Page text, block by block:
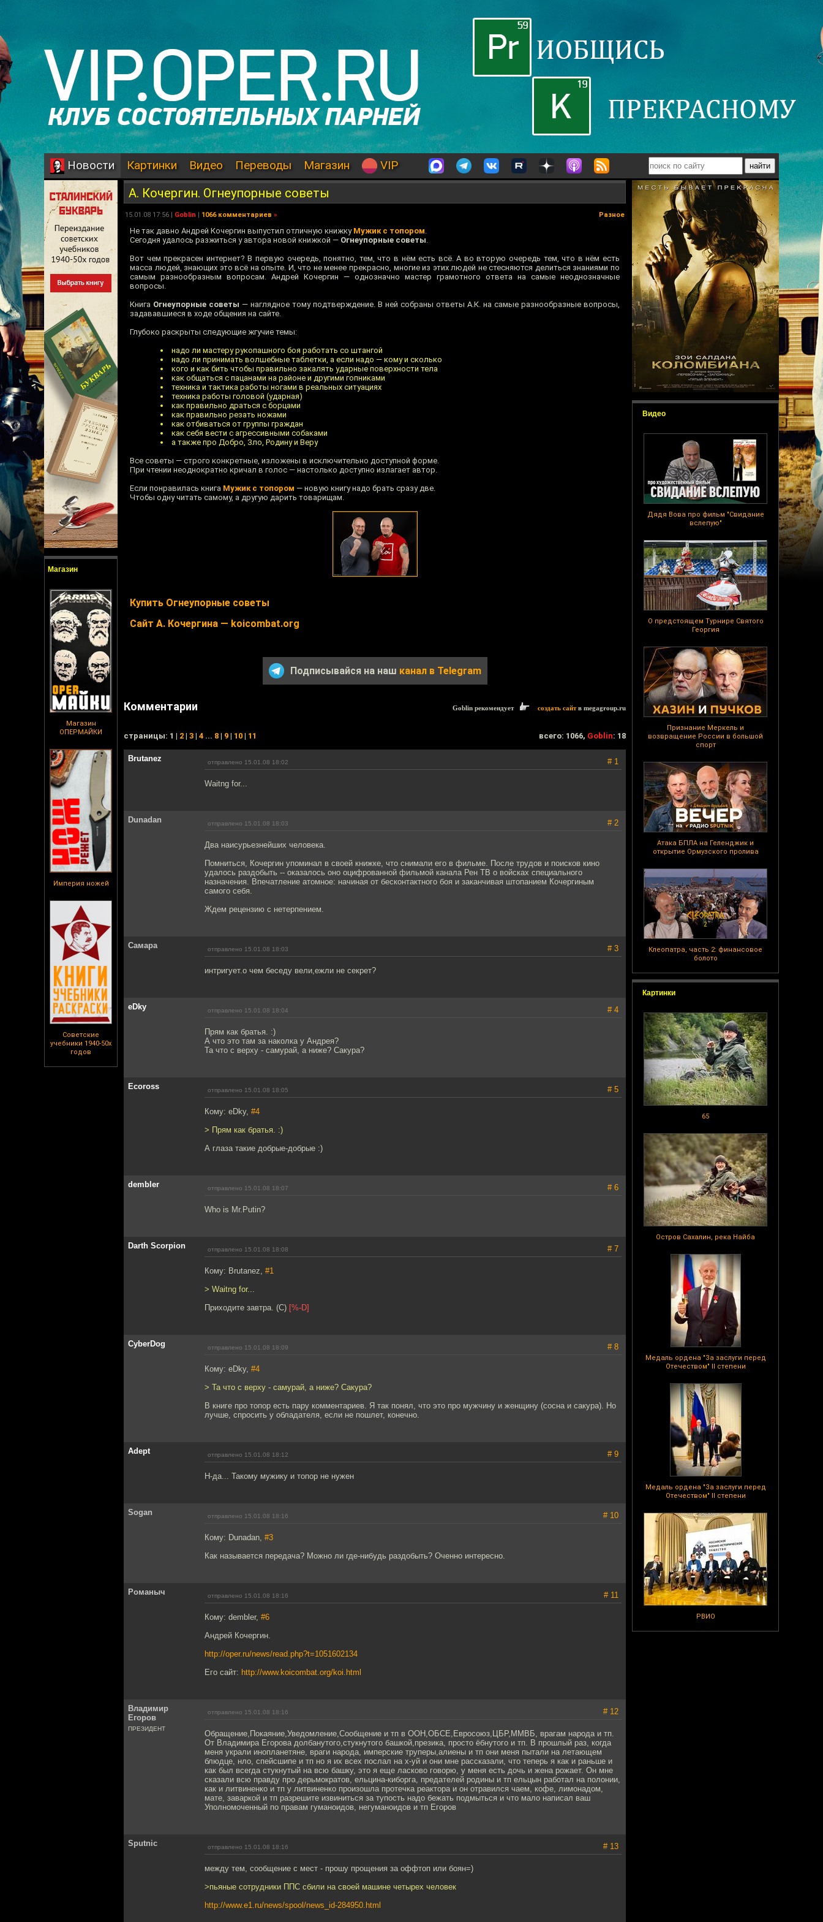
Новости Картинки Видео Переводы Магазин VIP
Магазин
Магазин
ОПЕРМАЙКИ
Империя ножей
Советские
учебники 1940-50х
годов
Видео
Дядя Вова про фильм "Свидание
вслепую"
О предстоящем Турнире Святого
Георгия
Признание Меркель и
возвращение России в большой
спорт
Атака БПЛА на Геленджик и
открытие Ормузского пролива
Клеопатра, часть 2: финансовое
болото
Картинки
65
Остров Сахалин, река Найба
Медаль ордена "За заслуги перед
Отечеством" II степени
Медаль ордена "За заслуги перед
Отечеством" II степени
РВИО
А. Кочергин. Огнеупорные советы
15.01.08 17:56 | Goblin | 1066 комментариев » Разное
Не так давно Андрей Кочергин выпустил отличную книжку Мужик с топором.
Сегодня удалось разжиться у автора новой книжкой — Огнеупорные советы.
Вот чем прекрасен интернет? В первую очередь, понятно, тем, что в нём есть всё. А во вторую очередь тем, что в нём есть
масса людей, знающих это всё на опыте. И, что не менее прекрасно, многие из этих людей не стесняются делиться знаниями по
самым разнообразным вопросам. Андрей Кочергин — однозначно мастер грамотного ответа на самые неоднозначные
вопросы.
Книга Огнеупорные советы — наглядное тому подтверждение. В ней собраны ответы А.К. на самые разнообразные вопросы,
задававшиеся в ходе общения на сайте.
Глубоко раскрыты следующие жгучие темы:
надо ли мастеру рукопашного боя работать со штангой
надо ли принимать волшебные таблетки, а если надо — кому и сколько
кого и как бить чтобы правильно закалять ударные поверхности тела
как общаться с пацанами на районе и другими гопниками
техника и тактика работы ногами в реальных ситуациях
техника работы головой (ударная)
как правильно драться с борцами
как правильно резать ножами
как отбиваться от группы граждан
как себя вести с агрессивными собаками
а также про Добро, Зло, Родину и Веру
Все советы — строго конкретные, изложены в исключительно доступной форме.
При чтении неоднократно кричал в голос — настолько доступно излагает автор.
Если понравилась книга Мужик с топором — новую книгу надо брать сразу две.
Чтобы одну читать самому, а другую дарить товарищам.
Купить Огнеупорные советы
Сайт А. Кочергина — koicombat.org
Подписывайся на наш канал в Telegram
Комментарии Goblin рекомендует создать сайтв megagroup.ru
cтраницы: 1 | 2 | 3 | 4 ... 8 | 9 | 10 | 11 всего: 1066, Goblin: 18
Brutanez отправлено 15.01.08 18:02 # 1
Waitng for...
Dunadan отправлено 15.01.08 18:03 # 2
Два наисурьезнейших человека.
Помниться, Кочергин упоминал в своей книжке, что снимали его в фильме. После трудов и поисков кино
удалось раздобыть -- оказалось оно оцифрованной фильмой канала Рен ТВ о войсках специального
назначения. Впечатление атомное: начиная от бесконтактного боя и заканчивая штопанием Кочергиным
самого себя.
Ждем рецензию с нетерпением.
Самара отправлено 15.01.08 18:03 # 3
интригует.о чем беседу вели,ежли не секрет?
eDky отправлено 15.01.08 18:04 # 4
Прям как братья. :)
А что это там за наколка у Андрея?
Та что с верху - самурай, а ниже? Сакура?
Ecoross отправлено 15.01.08 18:05 # 5
Кому: eDky, #4
> Прям как братья. :)
А глаза такие добрые-добрые :)
dembler отправлено 15.01.08 18:07 # 6
Who is Mr.Putin?
Darth Scorpion отправлено 15.01.08 18:08 # 7
Кому: Brutanez, #1
> Waitng for...
Приходите завтра. (С) [%-D]
CyberDog отправлено 15.01.08 18:09 # 8
Кому: eDky, #4
> Та что с верху - самурай, а ниже? Сакура?
В книге про топор есть пару комментариев. Я так понял, что это про мужчину и женщину (сосна и сакура). Но
лучше, спросить у обладателя, если не пошлет, конечно.
Adept отправлено 15.01.08 18:12 # 9
Н-да... Такому мужику и топор не нужен
Sogan отправлено 15.01.08 18:16 # 10
Кому: Dunadan, #3
Как называется передача? Можно ли где-нибудь раздобыть? Оченно интересно.
Романыч отправлено 15.01.08 18:16 # 11
Кому: dembler, #6
Андрей Кочергин.
http://oper.ru/news/read.php?t=1051602134
Его сайт: http://www.koicombat.org/koi.html
Владимир
Егоров
ПРЕЗИДЕНТ
отправлено 15.01.08 18:16 # 12
Обращение,Покаяние,Уведомление,Сообщение и тп в ООН,ОБСЕ,Евросоюз,ЦБР,ММВБ, врагам народа и тп.
От Владимира Егорова долбанутого,стукнутого башкой,презика, просто ёбнутого и тп. В прошлый раз, когда
меня украли инопланетяне, враги народа, имперские труперы,алиены и тп они меня пытали на летающем
блюдце, нло, спейсшипе и тп но я их всех послал на х-уй и они мне рассказали, что теперь я как и раньше и
как был всегда стукнутый на всю башку, это я еще ласково говорю, у меня есть дочь и жена рожает. Он мне
сказали всю правду про дерьмократов, ельцина-киборга, предателей родины и тп ельцын работал на полонии,
как и литвиненко и тп у литвиненко произошла протечка реактора и он отравился чаем, кофе, лимонадом,
мате, заваркой и тп разрешите извиниться за тупость надо бежать подмыться и что мало написал ваш
Уполномоченный по правам гуманоидов, негуманоидов и тп Егоров
Sputnic отправлено 15.01.08 18:16 # 13
между тем, сообщение с мест - прошу прощения за оффтоп или боян=)
>пьяные сотрудники ППС сбили на своей машине четырех человек
http://www.e1.ru/news/spool/news_id-284950.html